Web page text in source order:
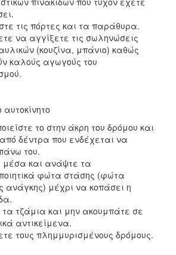
τις πόρτες και τα παράθυρα.
να αγγίξετε τις σωληνώσεις
(κουζίνα, μπάνιο) καθώς
καλούς αγωγούς του
το στην άκρη του δρόμου και
δέντρα που ενδέχεται να
του.
μέσα και ανάψτε τα
φώτα στάσης (φώτα
ανάγκης) μέχρι να κοπάσει η
τα τζάμια και μην ακουμπάτε σε
αντικείμενα.
τους πλημμυρισμένους δρόμους.